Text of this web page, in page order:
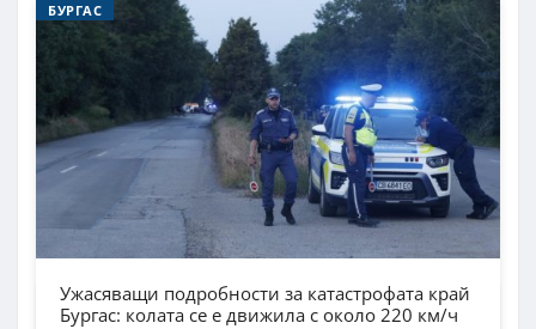
БУРГАС
Ужасяващи подробности за катастрофата край
Бургас: колата се е движила с около 220 км/ч